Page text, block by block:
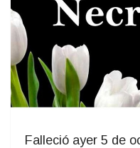
Falleció ayer 5 de